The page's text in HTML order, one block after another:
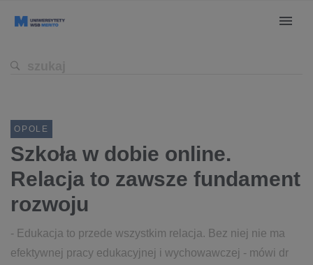
OPOLE
Szkoła w dobie online.
Relacja to zawsze fundament
rozwoju
- Edukacja to przede wszystkim relacja. Bez niej nie ma
efektywnej pracy edukacyjnej i wychowawczej - mówi dr